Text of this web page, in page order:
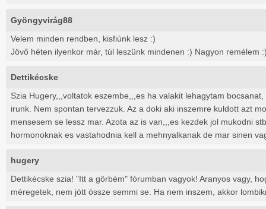
Gyöngyvirág88
Velem minden rendben, kisfiúnk lesz :)
Jövő héten ilyenkor már, túl leszünk mindenen :) Nagyon remélem
Dettikécske
Szia Hugery,,,voltatok eszembe,,,es ha valakit lehagytam
irunk. Nem spontan tervezzuk. Az a doki aki inszemre kuldott azt
mensesem se lessz mar. Azota az is van,,,es kezdek jol mukodni
hormonoknak es vastahodnia kell a mehnyalkanak de mar sinen
hugery
Dettikécske szia! "Itt a görbém" fórumban vagyok! Aranyos vagy,
méregetek, nem jött össze semmi se. Ha nem inszem, akkor